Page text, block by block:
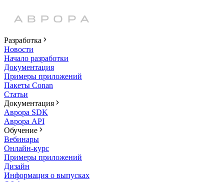
Разработка
Новости
Начало разработки
Документация
Примеры приложений
Пакеты Conan
Статьи
Документация
Аврора SDK
Аврора API
Обучение
Вебинары
Онлайн-курс
Примеры приложений
Дизайн
Информация о выпусках